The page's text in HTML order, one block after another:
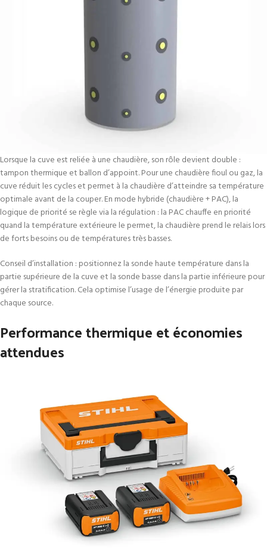
Lorsque la cuve est reliée à une chaudière, son rôle devient double :
tampon thermique et ballon d’appoint. Pour une chaudière fioul ou gaz, la
cuve réduit les cycles et permet à la chaudière d’atteindre sa température
optimale avant de la couper. En mode hybride (chaudière + PAC), la
logique de priorité se règle via la régulation : la PAC chauffe en priorité
quand la température extérieure le permet, la chaudière prend le relais lors
de forts besoins ou de températures très basses.
Conseil d’installation : positionnez la sonde haute température dans la
partie supérieure de la cuve et la sonde basse dans la partie inférieure pour
gérer la stratification. Cela optimise l’usage de l’énergie produite par
chaque source.
Performance thermique et économies
attendues